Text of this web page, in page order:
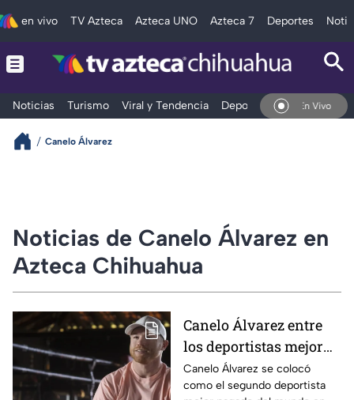
en vivo TV Azteca Azteca UNO Azteca 7 Deportes
Noticias Turismo Viral y Tendencia Deportes Espectáculos
En Vivo
Canelo Álvarez
Noticias de Canelo Álvarez en
Azteca Chihuahua
Canelo Álvarez entre
los deportistas mejor
pagados del mundo en
2026: revelan top 10
Canelo Álvarez se colocó
como el segundo deportista